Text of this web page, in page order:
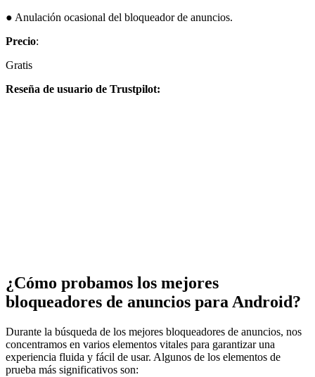
● Anulación ocasional del bloqueador de anuncios.
Precio:
Gratis
Reseña de usuario de Trustpilot:
¿Cómo probamos los mejores
bloqueadores de anuncios para Android?
Durante la búsqueda de los mejores bloqueadores de anuncios, nos
concentramos en varios elementos vitales para garantizar una
experiencia fluida y fácil de usar. Algunos de los elementos de
prueba más significativos son: